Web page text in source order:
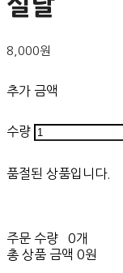
설날
8,000원
추가 금액
수량
품절된 상품입니다.
주문 수량
0개
총 상품 금액 0원